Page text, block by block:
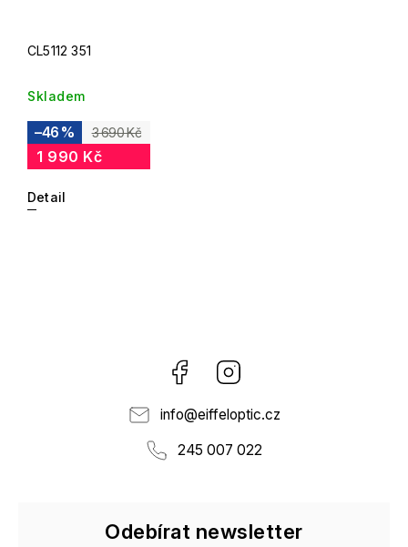
CL5112 351
Skladem
3 690 Kč
–46 %
1 990 Kč
Detail
Facebook
info@eiffeloptic.cz
245 007 022
Odebírat newsletter